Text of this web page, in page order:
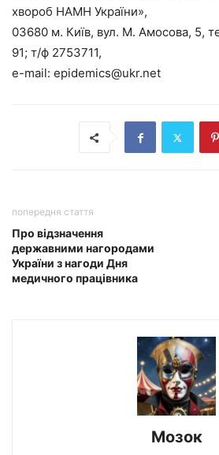
хвороб НАМН України»,
03680 м. Київ, вул. М. Амосова, 5,
91; т/ф 2753711,
e-mail: epidemics@ukr.net
попередня стаття
Про відзначення
державними нагородами
України з нагоди Дня
медичного працівника
Мозок